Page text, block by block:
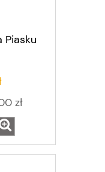
Piasku
zł